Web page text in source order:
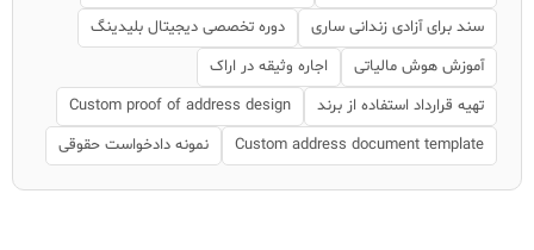
سند برای آزادی زندانی ساری
دوره تخصصی دیجیتال بلیدینگ
آموزش هوش مالیاتی
اجاره وثیقه در اراک
تهیه قرارداد استفاده از برند
Custom proof of address design
Custom address document template
نمونه دادخواست حقوقی